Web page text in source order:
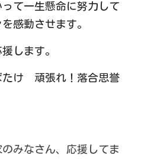
て一生懸命に努力して
感動させます。
します。
け　頑張れ！落合思誉
みなさん、応援してま